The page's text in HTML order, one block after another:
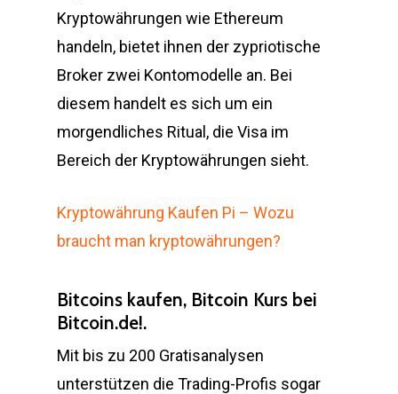
Kryptowährungen wie Ethereum
handeln, bietet ihnen der zypriotische
Broker zwei Kontomodelle an. Bei
diesem handelt es sich um ein
morgendliches Ritual, die Visa im
Bereich der Kryptowährungen sieht.
Kryptowährung Kaufen Pi – Wozu
braucht man kryptowährungen?
Bitcoins kaufen, Bitcoin Kurs bei
Bitcoin.de!.
Mit bis zu 200 Gratisanalysen
unterstützen die Trading-Profis sogar